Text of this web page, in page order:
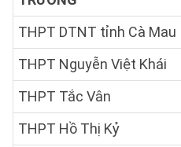
THPT DTNT tỉnh Cà Mau
THPT Nguyễn Việt Khái
THPT Tắc Vân
THPT Hồ Thị Kỷ